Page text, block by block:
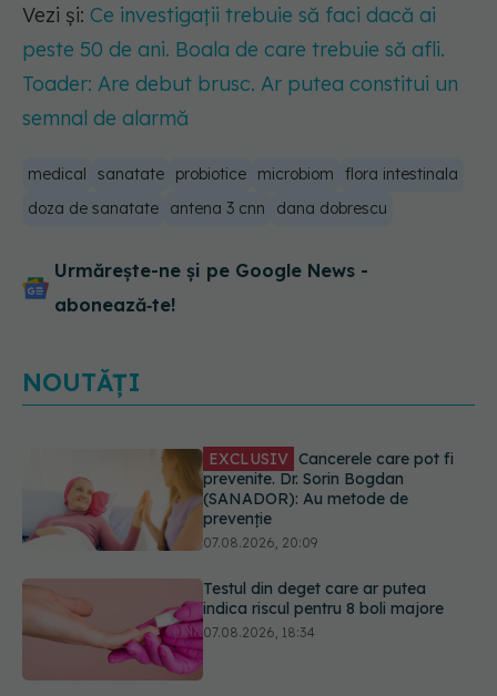
Vezi și: Ce investigații trebuie să faci dacă ai
peste 50 de ani. Boala de care trebuie să afli.
Toader: Are debut brusc. Ar putea constitui un
semnal de alarmă
medical sanatate probiotice microbiom
flora intestinala
doza de sanatate
antena 3 cnn dana dobrescu
Urmărește-ne și pe Google News -
abonează‑te!
NOUTĂȚI
Testul din deget care ar putea
indica riscul pentru 8 boli majore
07.08.2026, 18:34
Dieta care poate crește brusc
colesterolul. Cine este mai expus
07.08.2026, 17:22